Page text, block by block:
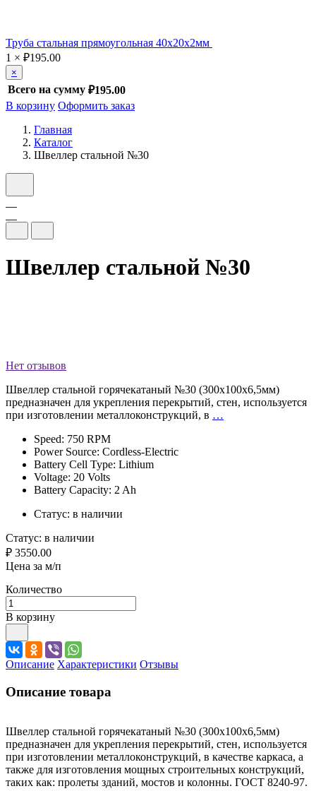
Труба стальная прямоугольная 40х20х2мм
1 × ₽195.00
×
Всего на сумму ₽195.00
В корзину Оформить заказ
Главная
Каталог
Швеллер стальной №30
Швеллер стальной №30
Нет отзывов
Швеллер стальной горячекатаный №30 (300x100x6,5мм)
предназначен для укрепления перекрытий, стен, используется
при изготовлении металлоконструкций, в …
Speed: 750 RPM
Power Source: Cordless-Electric
Battery Cell Type: Lithium
Voltage: 20 Volts
Battery Capacity: 2 Ah
Статус: в наличии
Статус: в наличии
₽ 3550.00
Цена за м/п
Количество
В корзину
Описание Характеристики Отзывы
Описание товара
Швеллер стальной горячекатаный №30 (300x100x6,5мм)
предназначен для укрепления перекрытий, стен, используется
при изготовлении металлоконструкций, в качестве каркаса, а
также для изготовления мощных строительных конструкций,
таких как: пролеты зданий, мостов и колонны. ГОСТ 8240-97.